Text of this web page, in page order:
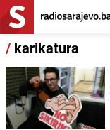
/ karikatura